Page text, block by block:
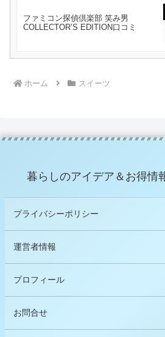
ファミコン探偵倶楽部 笑み男
COLLECTOR’S EDITION口コミ
ホーム スイーツ
暮らしのアイデア＆お得情
プライバシーポリシー
運営者情報
プロフィール
お問合せ